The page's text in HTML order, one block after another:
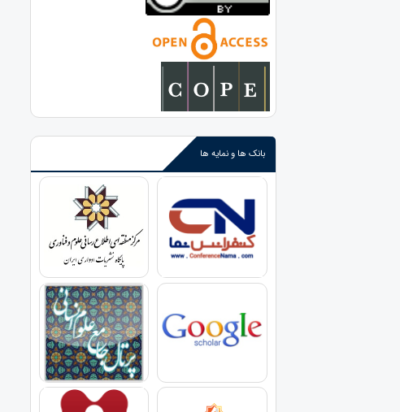
بانک ها و نمایه ها